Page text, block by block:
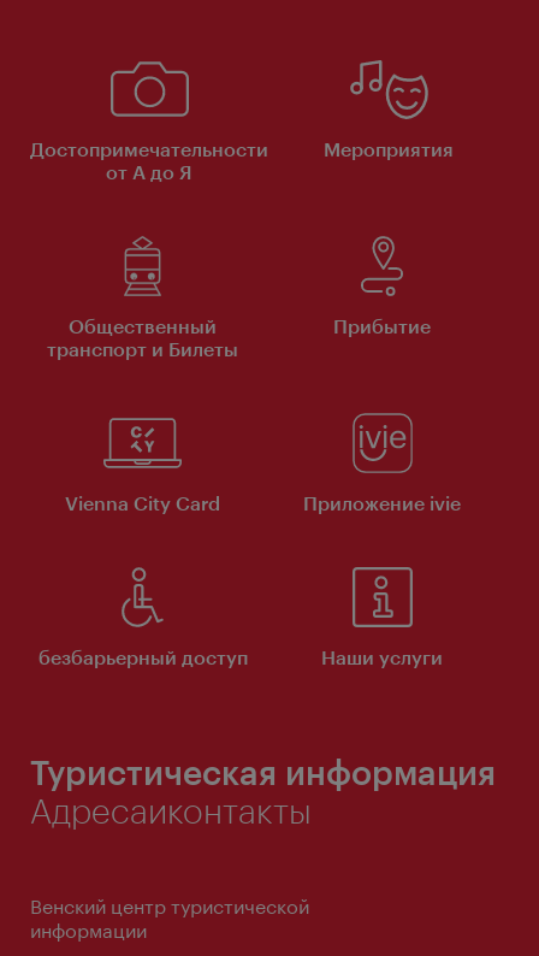
Достопримечательности
от А до Я
Мероприятия
Общественный
транспорт и Билеты
Прибытие
Vienna City Card Приложение ivie
безбарьерный доступ Наши услуги
Туристическая информация
Адресаиконтакты
Венский центр туристической
информации